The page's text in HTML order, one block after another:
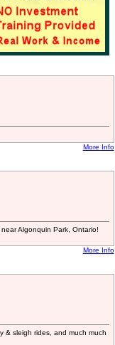
More Info
Algonquin Park, Ontario!
More Info
& sleigh rides, and much much